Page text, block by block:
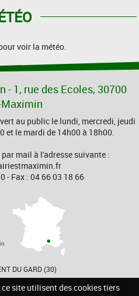
site utilisent des cookies tiers
voir la météo.
- 1, rue des Ecoles, 30700
au public le lundi, mercredi, jeudi
et le mardi de 14h00 à 18h00.
mail à l'adresse suivante :
- Fax : 04 66 03 18 66
DU GARD (30)